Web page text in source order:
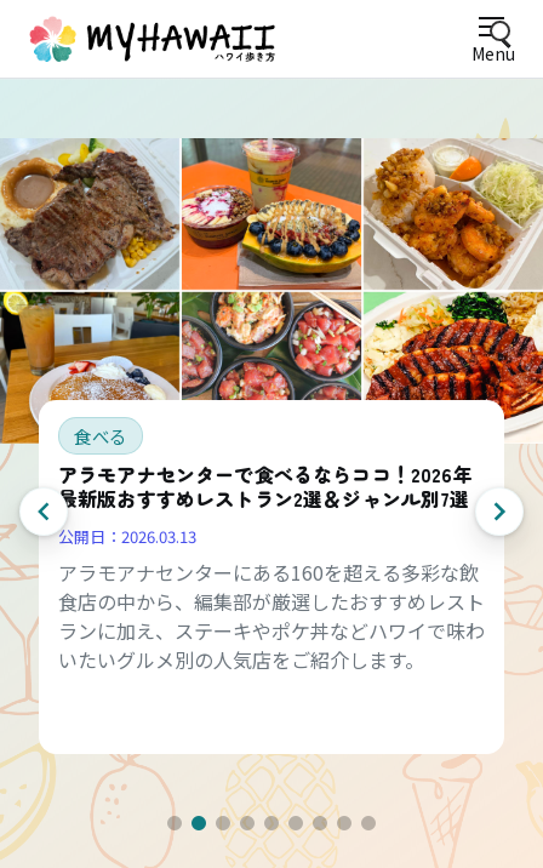
Menu
食べる
アラモアナセンターで食べるならココ！2026年
最新版おすすめレストラン2選＆ジャンル別7選
公開日： 2026.03.13
アラモアナセンターにある160を超える多彩な飲
食店の中から、編集部が厳選したおすすめレスト
ランに加え、ステーキやポケ丼などハワイで味わ
いたいグルメ別の人気店をご紹介します。